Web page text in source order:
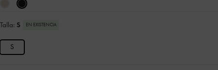
Talla: S EN EXISTENCIA
S